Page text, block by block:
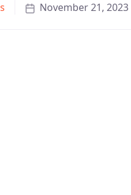
November 21, 2023